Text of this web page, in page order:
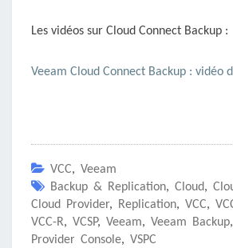
Les vidéos sur Cloud Connect Backup :
Veeam Cloud Connect Backup : vidéo
VCC, Veeam
Backup & Replication, Cloud,
Cloud Provider, Replication, VCC,
VCC-R, VCSP, Veeam, Veeam Backup,
Provider Console, VSPC